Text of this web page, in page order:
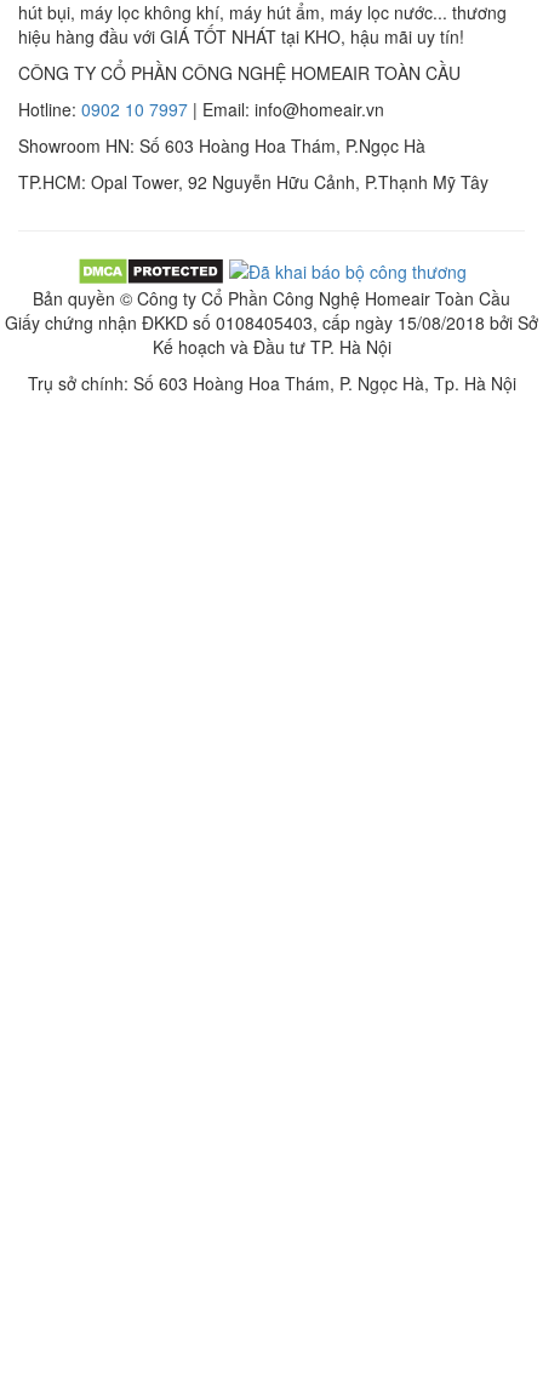
hút bụi, máy lọc không khí, máy hút ẩm, máy lọc nước... thương
hiệu hàng đầu với GIÁ TỐT NHÁT tại KHO, hậu mãi uy tín!
CÔNG TY CỔ PHẦN CÔNG NGHỆ HOMEAIR TOÀN CẦU
Hotline: 0902 10 7997 | Email: info@homeair.vn
Showroom HN: Số 603 Hoàng Hoa Thám, P.Ngọc Hà
TP.HCM: Opal Tower, 92 Nguyễn Hữu Cảnh, P.Thạnh Mỹ Tây
Bản quyền © Công ty Cổ Phần Công Nghệ Homeair Toàn Cầu
Giấy chứng nhận ĐKKD số 0108405403, cấp ngày 15/08/2018 bởi Sở
Kế hoạch và Đầu tư TP. Hà Nội
Trụ sở chính: Số 603 Hoàng Hoa Thám, P. Ngọc Hà, Tp. Hà Nội